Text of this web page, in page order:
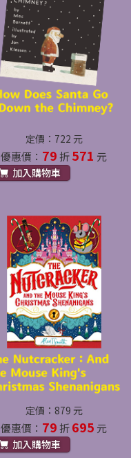
定價：722 元
優惠價： 79折571 元
加入購物車
定價：879 元
優惠價： 79折695 元
加入購物車